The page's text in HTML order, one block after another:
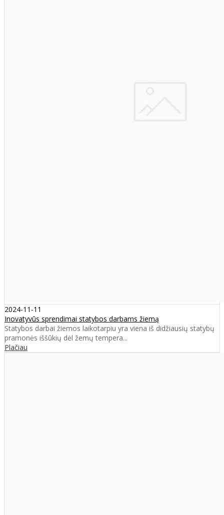
2024-11-11
Inovatyvūs sprendimai statybos darbams žiemą
Statybos darbai žiemos laikotarpiu yra viena iš didžiausių statybų
pramonės iššūkių dėl žemų tempera...
Plačiau